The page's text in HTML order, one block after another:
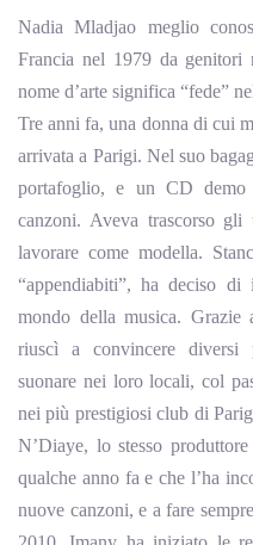
Nadia Mladjao meglio
Francia nel 1979 da
nome d’arte significa “fede”
Tre anni fa, una donna di cui
arrivata a Parigi. Nel suo
portafoglio, e un CD demo
canzoni. Aveva trascorso
lavorare come modella.
“appendiabiti”, ha deciso di
mondo della musica. Grazie
riuscì a convincere diversi
suonare nei loro locali, col
nei più prestigiosi club di
N’Diaye, lo stesso
qualche anno fa e che l’ha
nuove canzoni, e a fare